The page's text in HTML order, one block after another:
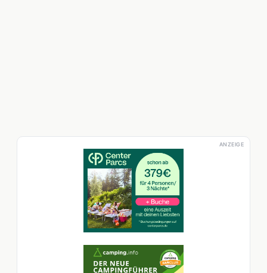
ANZEIGE